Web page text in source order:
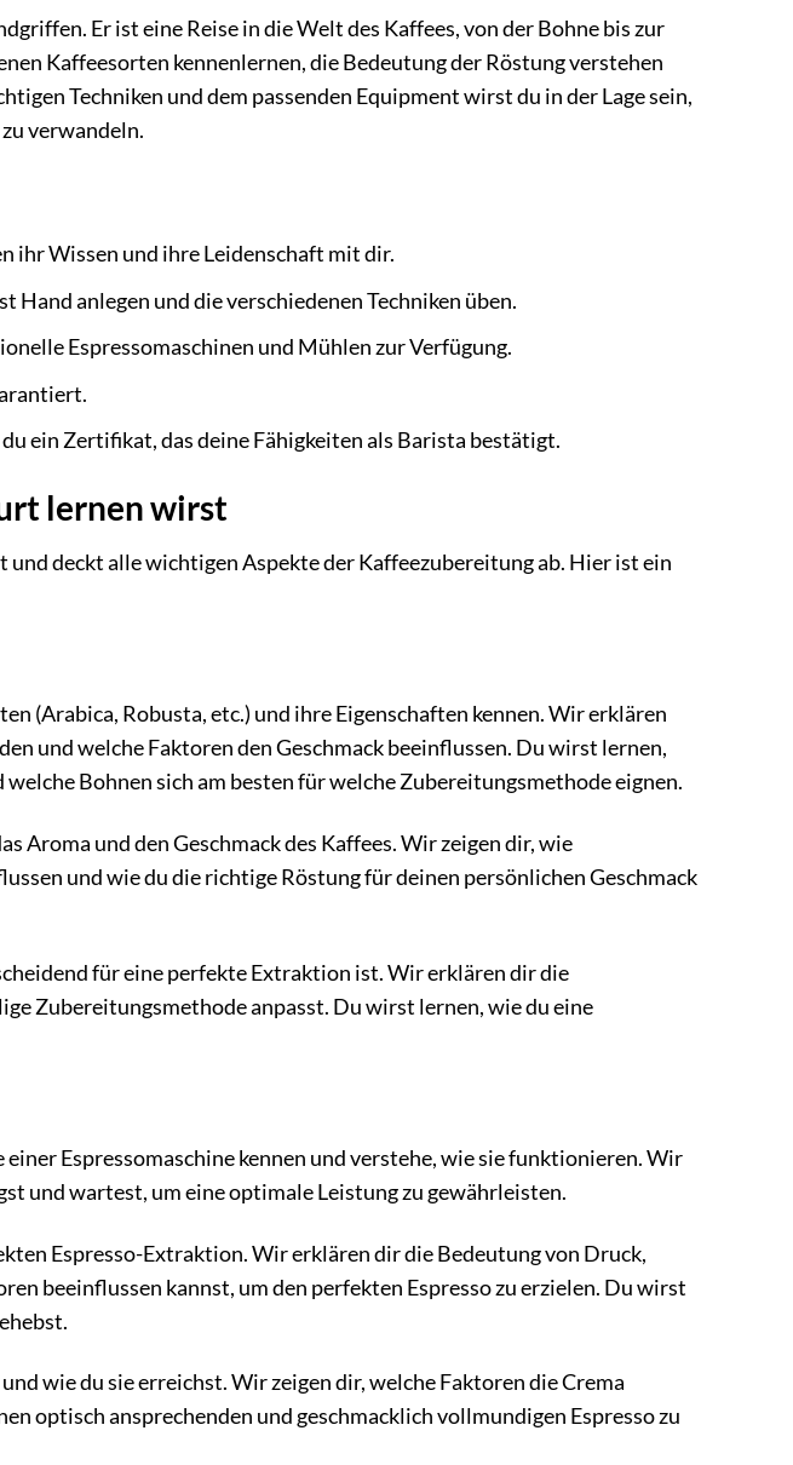
Er ist eine Reise in die Welt des Kaffees, von der Bohne bis zur
Kaffeesorten kennenlernen, die Bedeutung der Röstung verstehen
Techniken und dem passenden Equipment wirst du in der Lage sein,
verwandeln.
ihr Wissen und ihre Leidenschaft mit dir.
Hand anlegen und die verschiedenen Techniken üben.
Espressomaschinen und Mühlen zur Verfügung.
ein Zertifikat, das deine Fähigkeiten als Barista bestätigt.
lernen wirst
deckt alle wichtigen Aspekte der Kaffeezubereitung ab. Hier ist ein
(Arabica, Robusta, etc.) und ihre Eigenschaften kennen. Wir erklären
und welche Faktoren den Geschmack beeinflussen. Du wirst lernen,
Bohnen sich am besten für welche Zubereitungsmethode eignen.
Aroma und den Geschmack des Kaffees. Wir zeigen dir, wie
und wie du die richtige Röstung für deinen persönlichen Geschmack
für eine perfekte Extraktion ist. Wir erklären dir die
Zubereitungsmethode anpasst. Du wirst lernen, wie du eine
einer Espressomaschine kennen und verstehe, wie sie funktionieren. Wir
und wartest, um eine optimale Leistung zu gewährleisten.
Espresso-Extraktion. Wir erklären dir die Bedeutung von Druck,
beeinflussen kannst, um den perfekten Espresso zu erzielen. Du wirst
wie du sie erreichst. Wir zeigen dir, welche Faktoren die Crema
optisch ansprechenden und geschmacklich vollmundigen Espresso zu